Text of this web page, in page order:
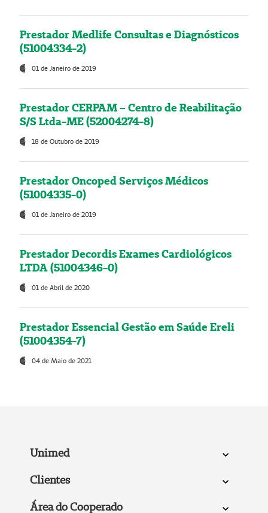
Prestador Medlife Consultas e Diagnósticos
(51004334-2)
01 de Janeiro de 2019
Prestador CERPAM – Centro de Reabilitação
S/S Ltda-ME (52004274-8)
18 de Outubro de 2019
Prestador Oncoped Serviços Médicos
(51004335-0)
01 de Janeiro de 2019
Prestador Decordis Exames Cardiológicos
LTDA (51004346-0)
01 de Abril de 2020
Prestador Essencial Gestão em Saúde Ereli
(51004354-7)
04 de Maio de 2021
Unimed
Clientes
Área do Cooperado